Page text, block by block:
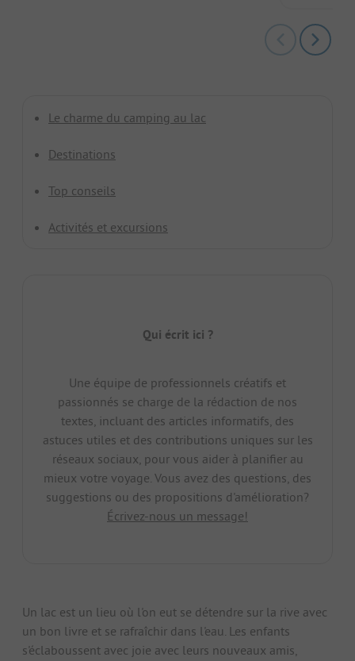
Le charme du camping au lac
Destinations
Top conseils
Activités et excursions
Qui écrit ici ?
Une équipe de professionnels créatifs et
passionnés se charge de la rédaction de nos
textes, incluant des articles informatifs, des
astuces utiles et des contributions uniques sur les
réseaux sociaux, pour vous aider à planifier au
mieux votre voyage. Vous avez des questions, des
suggestions ou des propositions d'amélioration?
Écrivez-nous un message!
Un lac est un lieu où l'on eut se détendre sur la rive avec
un bon livre et se rafraîchir dans l'eau. Les enfants
s'éclaboussent avec joie avec leurs nouveaux amis,